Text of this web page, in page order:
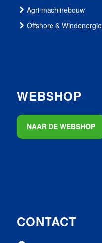
Agri machinebouw
Offshore & Windenergie
WEBSHOP
NAAR DE WEBSHOP
CONTACT